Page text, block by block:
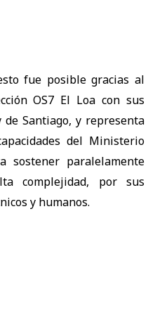
fue posible gracias al
OS7 El Loa con sus
Santiago, y representa
del Ministerio
sostener paralelamente
complejidad, por sus
y humanos.